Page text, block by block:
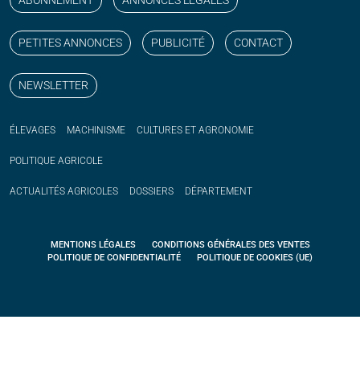
PETITES ANNONCES PUBLICITÉ CONTACT
NEWSLETTER
ÉLEVAGES MACHINISME CULTURES ET AGRONOMIE
POLITIQUE AGRICOLE
ACTUALITÉS AGRICOLES DOSSIERS DÉPARTEMENT
MENTIONS LÉGALES
CONDITIONS GÉNÉRALES DES VENTES
POLITIQUE DE CONFIDENTIALITÉ
POLITIQUE DE COOKIES (UE)